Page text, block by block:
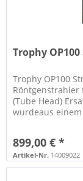
Trophy
Trophy OP100
Röntgenstrahler
(Tube Head)
wurdeaus
899,00 € *
Artikel-Nr. 14009022